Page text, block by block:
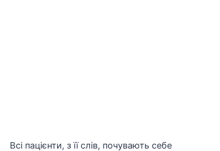
Всі пацієнти, з її слів, почувають себе